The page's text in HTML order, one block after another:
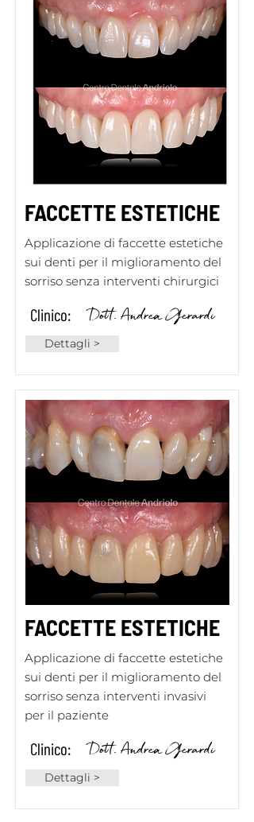
FACCETTE ESTETICHE
Applicazione di faccette estetiche
sui denti per il miglioramento del
sorriso senza interventi chirurgici
Clinico: Dott. Andrea Gerardi
Dettagli >
FACCETTE ESTETICHE
Applicazione di faccette estetiche
sui denti per il miglioramento del
sorriso senza interventi invasivi
per il paziente
Clinico: Dott. Andrea Gerardi
Dettagli >